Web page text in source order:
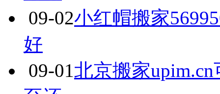
09-02小红帽搬家
好
09-01 北京搬家